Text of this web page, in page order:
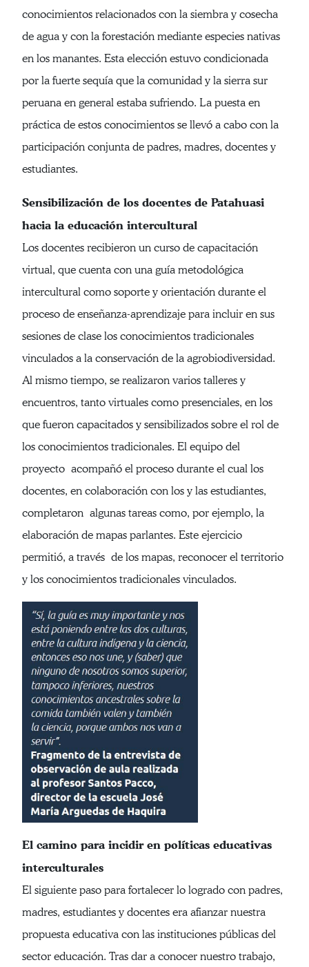
conocimientos relacionados con la siembra y cosecha
de agua y con la forestación mediante especies nativas
en los manantes. Esta elección estuvo condicionada
por la fuerte sequía que la comunidad y la sierra sur
peruana en general estaba sufriendo. La puesta en
práctica de estos conocimientos se llevó a cabo con la
participación conjunta de padres, madres, docentes y
estudiantes.
Sensibilización de los docentes de Patahuasi
hacia la educación intercultural
Los docentes recibieron un curso de capacitación
virtual, que cuenta con una guía metodológica
intercultural como soporte y orientación durante el
proceso de enseñanza-aprendizaje para incluir en sus
sesiones de clase los conocimientos tradicionales
vinculados a la conservación de la agrobiodiversidad.
Al mismo tiempo, se realizaron varios talleres y
encuentros, tanto virtuales como presenciales, en los
que fueron capacitados y sensibilizados sobre el rol de
los conocimientos tradicionales. El equipo del
proyecto acompañó el proceso durante el cual los
docentes, en colaboración con los y las estudiantes,
completaron algunas tareas como, por ejemplo, la
elaboración de mapas parlantes. Este ejercicio
permitió, a través de los mapas, reconocer el territorio
y los conocimientos tradicionales vinculados.
El camino para incidir en políticas educativas
interculturales
El siguiente paso para fortalecer lo logrado con padres,
madres, estudiantes y docentes era afianzar nuestra
propuesta educativa con las instituciones públicas del
sector educación. Tras dar a conocer nuestro trabajo,